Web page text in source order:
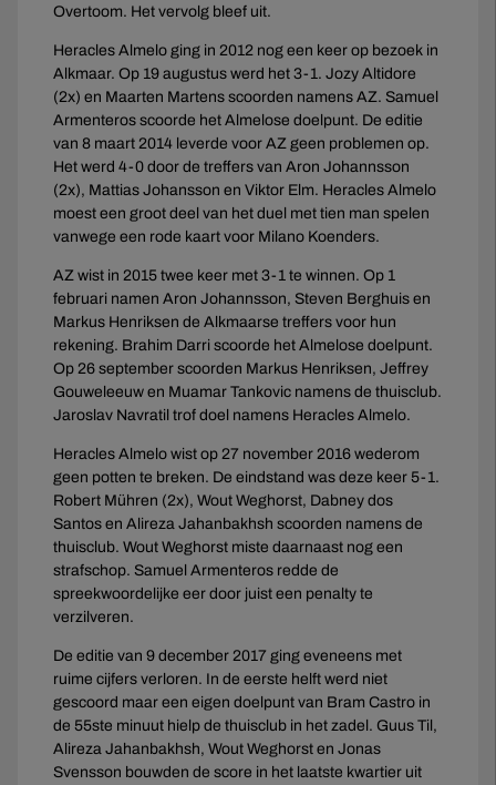
Overtoom. Het vervolg bleef uit.
Heracles Almelo ging in 2012 nog een keer op bezoek in
Alkmaar. Op 19 augustus werd het 3-1. Jozy Altidore
(2x) en Maarten Martens scoorden namens AZ. Samuel
Armenteros scoorde het Almelose doelpunt. De editie
van 8 maart 2014 leverde voor AZ geen problemen op.
Het werd 4-0 door de treffers van Aron Johannsson
(2x), Mattias Johansson en Viktor Elm. Heracles Almelo
moest een groot deel van het duel met tien man spelen
vanwege een rode kaart voor Milano Koenders.
AZ wist in 2015 twee keer met 3-1 te winnen. Op 1
februari namen Aron Johannsson, Steven Berghuis en
Markus Henriksen de Alkmaarse treffers voor hun
rekening. Brahim Darri scoorde het Almelose doelpunt.
Op 26 september scoorden Markus Henriksen, Jeffrey
Gouweleeuw en Muamar Tankovic namens de thuisclub.
Jaroslav Navratil trof doel namens Heracles Almelo.
Heracles Almelo wist op 27 november 2016 wederom
geen potten te breken. De eindstand was deze keer 5-1.
Robert Mühren (2x), Wout Weghorst, Dabney dos
Santos en Alireza Jahanbakhsh scoorden namens de
thuisclub. Wout Weghorst miste daarnaast nog een
strafschop. Samuel Armenteros redde de
spreekwoordelijke eer door juist een penalty te
verzilveren.
De editie van 9 december 2017 ging eveneens met
ruime cijfers verloren. In de eerste helft werd niet
gescoord maar een eigen doelpunt van Bram Castro in
de 55ste minuut hielp de thuisclub in het zadel. Guus Til,
Alireza Jahanbakhsh, Wout Weghorst en Jonas
Svensson bouwden de score in het laatste kwartier uit